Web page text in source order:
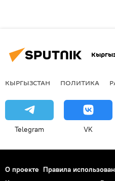
КЫРГЫЗСТАН ПОЛИТИКА
Telegram VK
О проекте Правила